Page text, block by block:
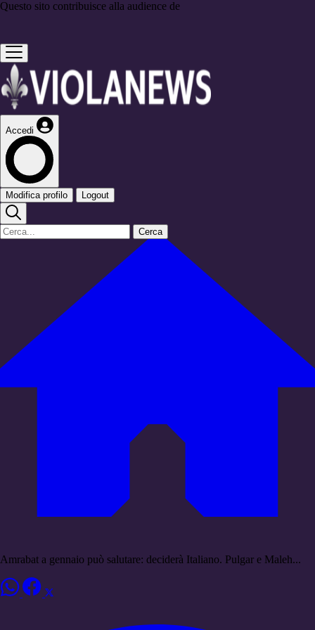
Questo sito contribuisce alla audience de
Accedi
Modifica profilo Logout
Cerca
Amrabat a gennaio può salutare: deciderà Italiano. Pulgar e Maleh...